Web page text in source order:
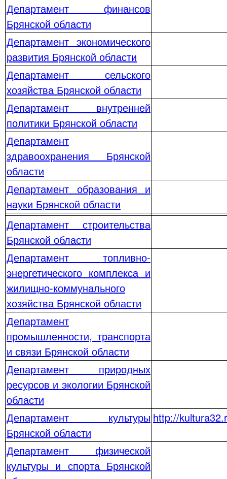
Департамент финансов
Брянской области
Департамент экономического
развития Брянской области
Департамент сельского
хозяйства Брянской области
Департамент внутренней
политики Брянской области
Департамент
здравоохранения Брянской
области
Департамент образования и
науки Брянской области
Департамент строительства
Брянской области
Департамент топливно-
энергетического комплекса и
жилищно-коммунального
хозяйства Брянской области
Департамент
промышленности, транспорта
и связи Брянской области
Департамент природных
ресурсов и экологии Брянской
области
Департамент культуры
Брянской области
http://
Департамент физической
культуры и спорта Брянской